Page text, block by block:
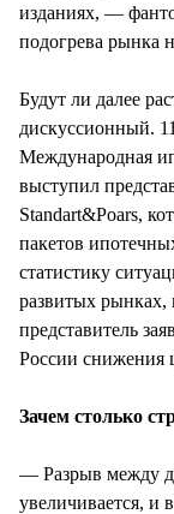
изданиях, —
подогрева рынка
Будут ли далее
дискуссионный.
Международная
выступил
Standart&Poars,
пакетов
статистику
развитых рынках,
представитель
России снижения
Зачем столько
— Разрыв между
увеличивается, и